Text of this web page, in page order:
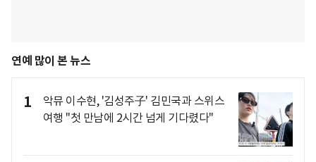
연예 많이 본 뉴스
1
악뮤 이수현, '김성주子' 김민국과 스위스
여행 "첫 만남에 2시간 넘게 기다렸다"